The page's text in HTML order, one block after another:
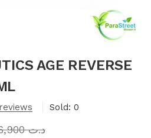
AGE REVERSE
Sold: 0
د.ت156,900